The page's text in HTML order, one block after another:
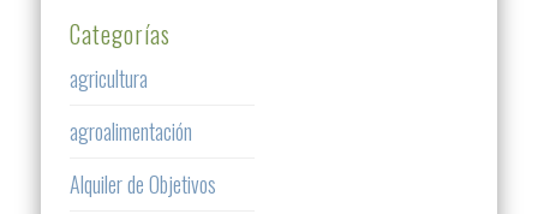
Categorías
agricultura
agroalimentación
Alquiler de Objetivos